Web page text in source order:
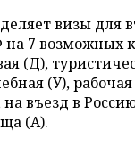
визы для
7 возможных
(Д),
(У),
въезд в
(А).